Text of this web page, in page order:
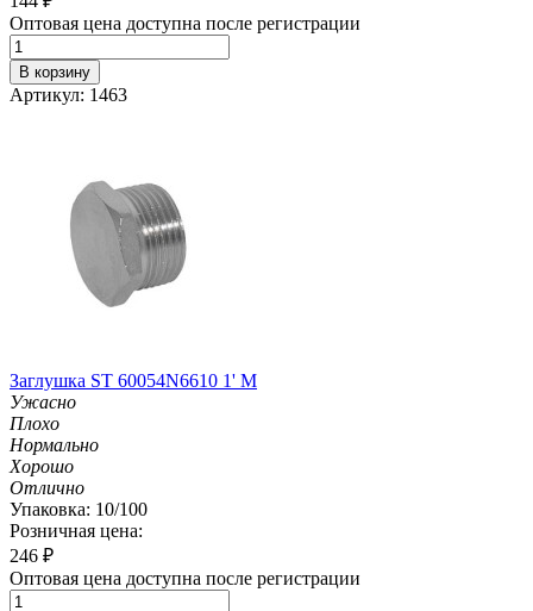
Оптовая цена доступна после регистрации
В корзину
Артикул: 1463
Заглушка ST 60054N6610 1' M
Ужасно
Плохо
Нормально
Хорошо
Отлично
Упаковка: 10/100
Розничная цена:
246 ₽
Оптовая цена доступна после регистрации